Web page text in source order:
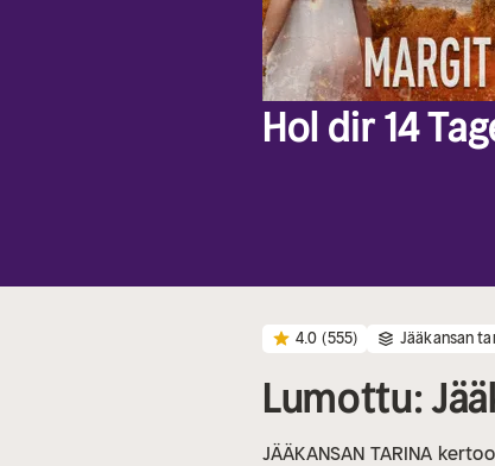
Hol dir 14
4.0 (555) Jääkansan
Lumottu:
JÄÄKANSAN TARINA